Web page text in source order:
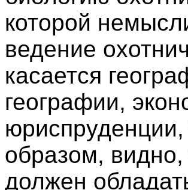
которой
ведение
касается
географии,
юриспруденции,
образом,
должен